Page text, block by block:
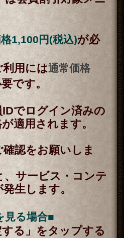
醒＆強制成
る神霊力】
年8月3月追加
/日付】48星
星読師 ミエ
年7月30月追加
ギリ/言葉濁
決断占】桃
年7月27月追加
悩解決≫付
白龍】地支
年7月23月追加